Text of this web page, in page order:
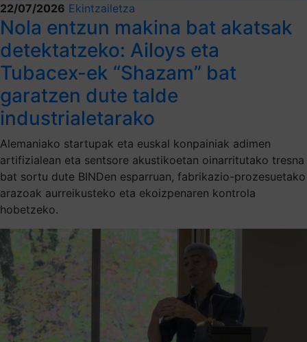
22/07/2026 Ekintzailetza
Nola entzun makina bat akatsak
detektatzeko: Ailoys eta
Tubacex-ek “Shazam” bat
garatzen dute talde
industrialetarako
Alemaniako startupak eta euskal konpainiak adimen
artifizialean eta sentsore akustikoetan oinarritutako tresna
bat sortu dute BINDen esparruan, fabrikazio-prozesuetako
arazoak aurreikusteko eta ekoizpenaren kontrola
hobetzeko.